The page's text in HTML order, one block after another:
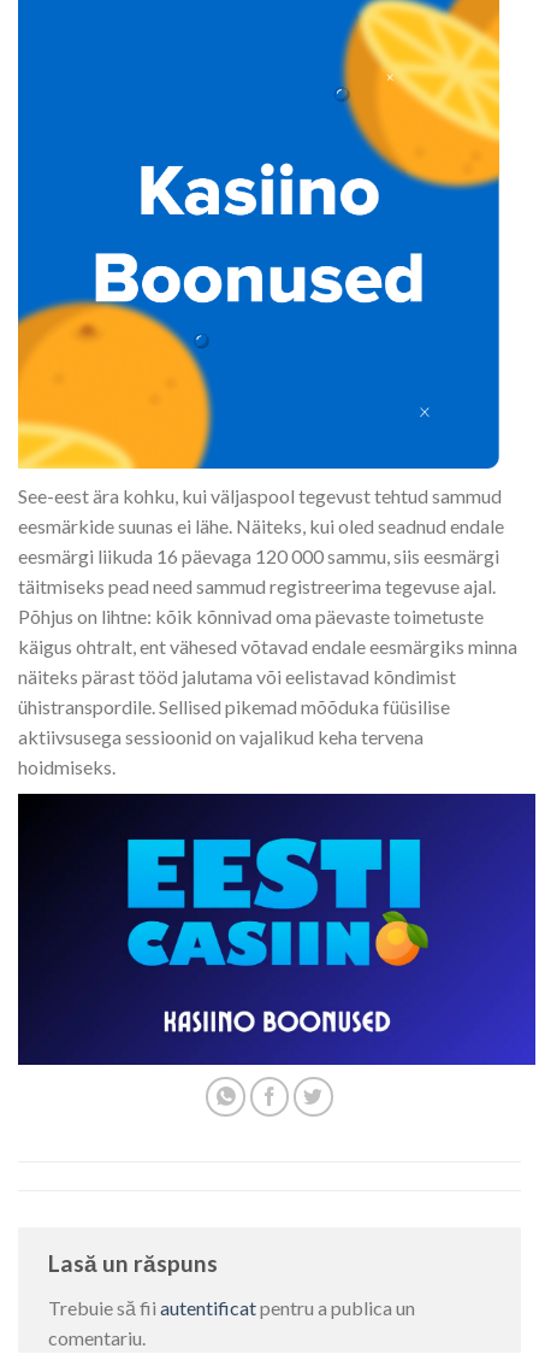
See-eest ära kohku, kui väljaspool tegevust tehtud sammud
eesmärkide suunas ei lähe. Näiteks, kui oled seadnud endale
eesmärgi liikuda 16 päevaga 120 000 sammu, siis eesmärgi
täitmiseks pead need sammud registreerima tegevuse ajal.
Põhjus on lihtne: kõik kõnnivad oma päevaste toimetuste
käigus ohtralt, ent vähesed võtavad endale eesmärgiks minna
näiteks pärast tööd jalutama või eelistavad kõndimist
ühistranspordile. Sellised pikemad mõõduka füüsilise
aktiivsusega sessioonid on vajalikud keha tervena
hoidmiseks.
Lasă un răspuns
Trebuie să fii autentificatpentru a publica un
comentariu.